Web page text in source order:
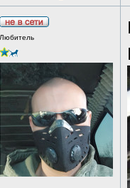
Любитель